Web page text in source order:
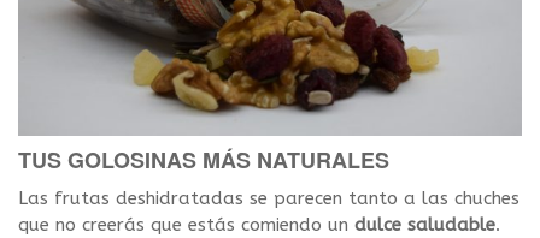
TUS GOLOSINAS MÁS NATURALES
Las frutas deshidratadas se parecen tanto a las chuches
que no creerás que estás comiendo un dulce saludable.